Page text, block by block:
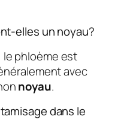
elles un noyau?
le phloème est
avec
noyau.
dans le